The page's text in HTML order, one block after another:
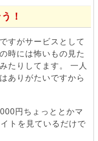
！
すがサービスとして
時には怖いもの見た
たりしてます。 一人
ありがたいですから
円ちょっととかマ
トを見ているだけで